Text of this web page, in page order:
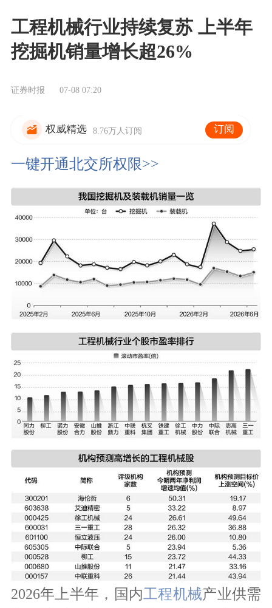
工程机械行业持续复苏 上半年
挖掘机销量增长超26%
证券时报 07-08 07:20
权威精选 8.76万人订阅 订阅
一键开通北交所权限>>
2026年上半年，国内工程机械产业供需